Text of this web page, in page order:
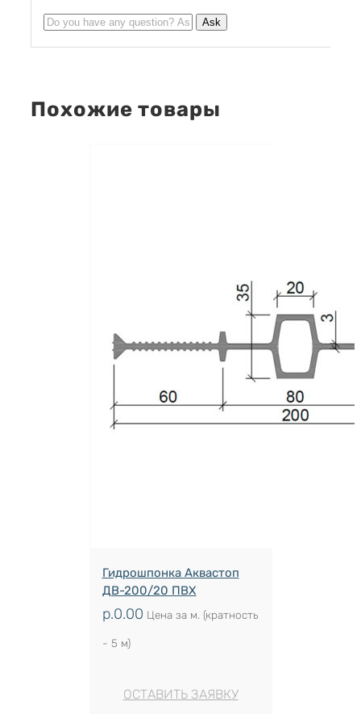
Похожие товары
Гидрошпонка Аквастоп
ДВ-200/20 ПВХ
р.0.00 Цена за м. (кратность
- 5 м)
ОСТАВИТЬ ЗАЯВКУ